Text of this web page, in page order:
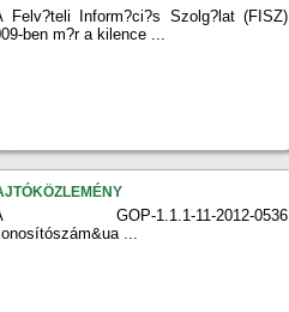
Felv?teli Inform?ci?s Szolg?lat (FISZ)
ben m?r a kilence ...
GOP-1.1.1-11-2012-0536
...